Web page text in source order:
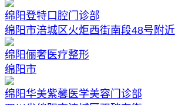
绵阳登特口腔门诊部
绵阳市涪城区火炬西街南段48号附近
绵阳俪奢医疗整形
绵阳市
绵阳华美紫馨医学美容门诊部